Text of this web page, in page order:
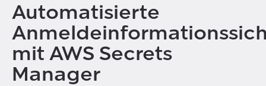
Automatisierte
mit AWS Secrets
Manager